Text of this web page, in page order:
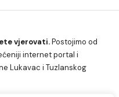
vjerovati.Postojimo od
internet portal i
Lukavac i Tuzlanskog